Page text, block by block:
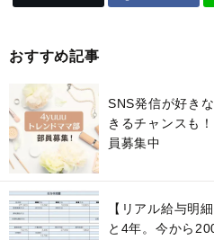
おすすめ記事
SNS発信が好き
きるチャンスも
員募集中
【リアル給与明
と4年。今から